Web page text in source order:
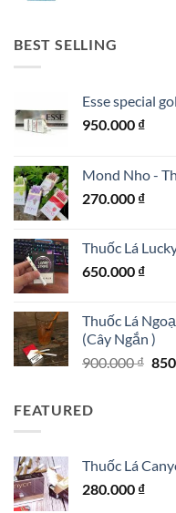
BEST SELLING
Esse special
950.000 ₫
Mond Nho -
270.000 ₫
Thuốc Lá
650.000 ₫
Thuốc Lá
(Cây Ngắn )
900.000₫ Giá
FEATURED
Thuốc Lá
280.000 ₫